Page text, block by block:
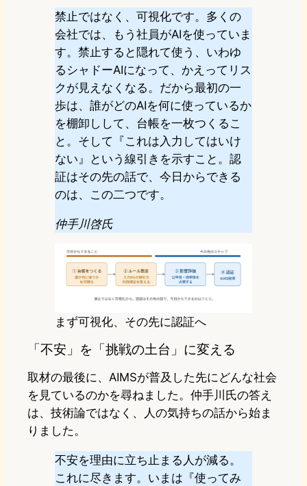
禁止ではなく、可視化です。多くの
会社では、もう社員がAIを使っていま
す。禁止すると隠れて使う、いわゆ
るシャドーAIになって、かえってリス
クが見えなくなる。だから最初の一
歩は、誰がどのAIを何に使っているか
を棚卸しして、台帳を一枚つくるこ
と。そして『これは入力してはいけ
ない』という線引きを示すこと。認
証はその先の話で、今日からできる
のは、この二つです。
仲手川啓氏
まず可視化、その先に認証へ
「不安」を「挑戦の土台」に変える
取材の最後に、AIMSが普及した先にどんな社会
を見ているのかを尋ねました。仲手川氏の答え
は、技術論ではなく、人の気持ちの話から始ま
りました。
不安を理由に立ち止まる人が減る。
これに尽きます。いまは『使ってみ